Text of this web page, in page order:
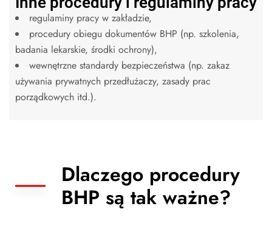
regulaminy pracy w zakładzie,
procedury obiegu dokumentów BHP (np. szkolenia,
badania lekarskie, środki ochrony),
wewnętrzne standardy bezpieczeństwa (np. zakaz
używania prywatnych przedłużaczy, zasady prac
porządkowych itd.).
Dlaczego procedury
BHP są tak ważne?